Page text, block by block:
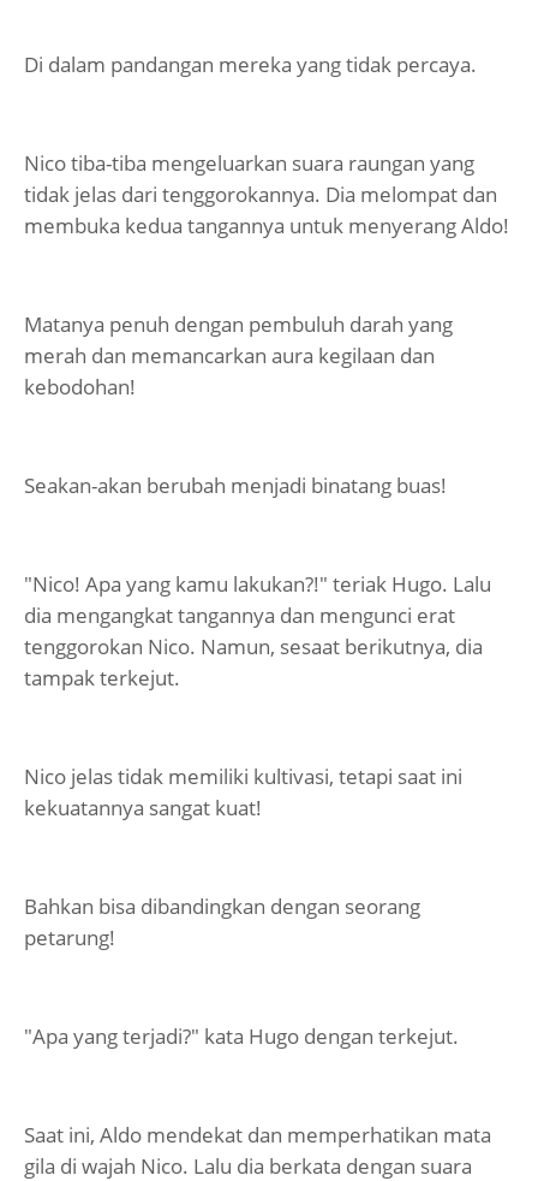
Di dalam pandangan mereka yang tidak percaya.
Nico tiba-tiba mengeluarkan suara raungan yang
tidak jelas dari tenggorokannya. Dia melompat dan
membuka kedua tangannya untuk menyerang Aldo!
Matanya penuh dengan pembuluh darah yang
merah dan memancarkan aura kegilaan dan
kebodohan!
Seakan-akan berubah menjadi binatang buas!
"Nico! Apa yang kamu lakukan?!" teriak Hugo. Lalu
dia mengangkat tangannya dan mengunci erat
tenggorokan Nico. Namun, sesaat berikutnya, dia
tampak terkejut.
Nico jelas tidak memiliki kultivasi, tetapi saat ini
kekuatannya sangat kuat!
Bahkan bisa dibandingkan dengan seorang
petarung!
"Apa yang terjadi?" kata Hugo dengan terkejut.
Saat ini, Aldo mendekat dan memperhatikan mata
gila di wajah Nico. Lalu dia berkata dengan suara